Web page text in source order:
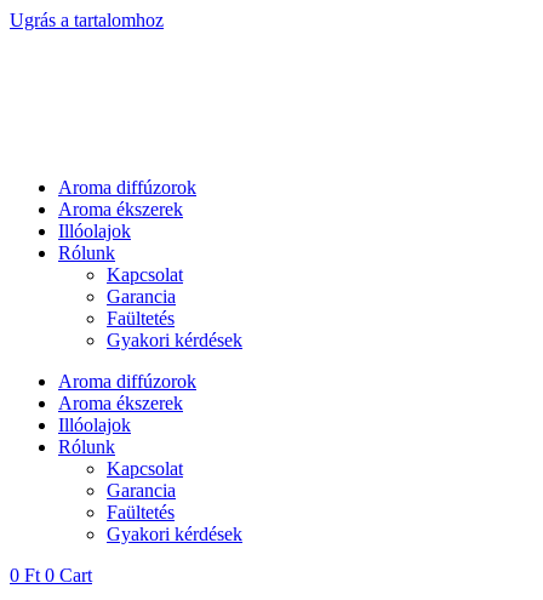
Ugrás a tartalomhoz
Aroma diffúzorok
Aroma ékszerek
Illóolajok
Rólunk
Kapcsolat
Garancia
Faültetés
Gyakori kérdések
Aroma diffúzorok
Aroma ékszerek
Illóolajok
Rólunk
Kapcsolat
Garancia
Faültetés
Gyakori kérdések
0 Ft 0 Cart